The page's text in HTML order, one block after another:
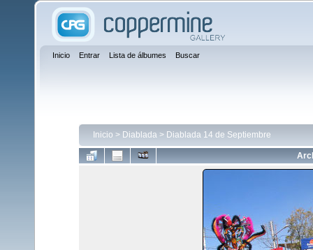
Inicio Entrar Lista de álbumes Buscar
Inicio > Diablada> Diablada 14 de Septiembre